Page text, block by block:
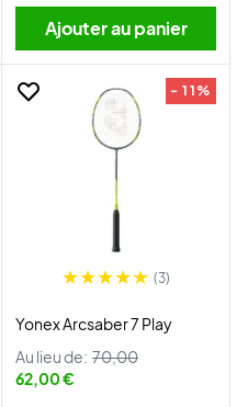
Ajouter au panier
- 11%
(3)
Yonex Arcsaber 7 Play
Au lieu de: 70,00
62,00 €